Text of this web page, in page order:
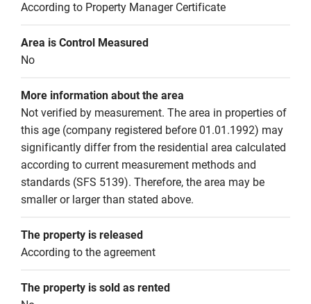
According to Property Manager Certificate
Area is Control Measured
No
More information about the area
Not verified by measurement. The area in properties of
this age (company registered before 01.01.1992) may
significantly differ from the residential area calculated
according to current measurement methods and
standards (SFS 5139). Therefore, the area may be
smaller or larger than stated above.
The property is released
According to the agreement
The property is sold as rented